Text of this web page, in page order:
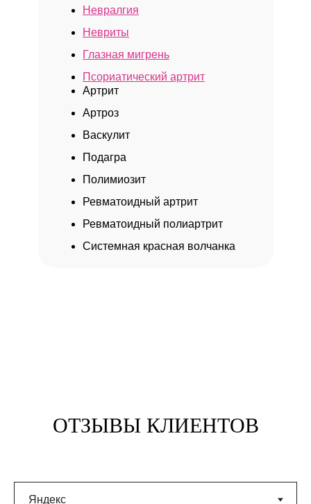
Артрит
Артроз
Васкулит
Подагра
Полимиозит
Ревматоидный артрит
Ревматоидный полиартрит
Системная красная волчанка
Невралгия
Невриты
Глазная мигрень
Псориатический артрит
ОТЗЫВЫ КЛИЕНТОВ